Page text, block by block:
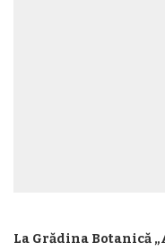
La Grădina Botanică